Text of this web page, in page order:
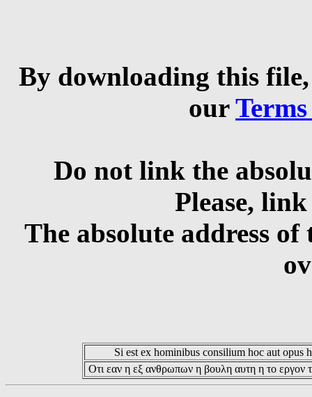
By downloading this
our
Do not link the
Please,
The absolute address
Si est ex hominibus consilium hoc aut opus
Οτι εαν η εξ ανθρωπων η βουλη αυτη η το εργον